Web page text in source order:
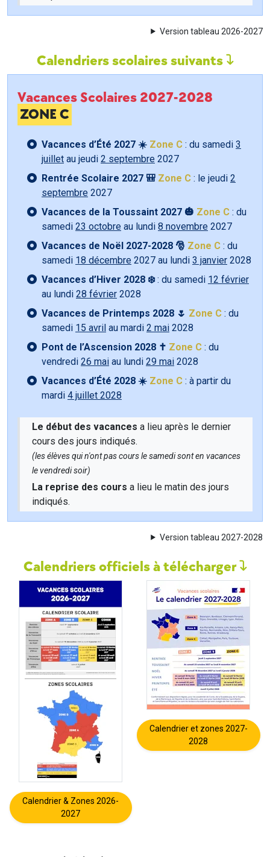
Version tableau 2026-2027
Calendriers scolaires suivants
Vacances Scolaires 2027-2028
ZONE C
Vacances d’Été 2027 ☀️ Zone C : du samedi 3
juillet au jeudi 2 septembre 2027
Rentrée Scolaire 2027 🎒 Zone C : le jeudi 2
septembre 2027
Vacances de la Toussaint 2027 🎃 Zone C : du
samedi 23 octobre au lundi 8 novembre 2027
Vacances de Noël 2027-2028 🎅 Zone C : du
samedi 18 décembre 2027 au lundi 3 janvier 2028
Vacances d’Hiver 2028 ❄️: du samedi 12 février
au lundi 28 février 2028
Vacances de Printemps 2028 🌷 Zone C : du
samedi 15 avril au mardi 2 mai 2028
Pont de l’Ascension 2028 ✝️ Zone C : du
vendredi 26 mai au lundi 29 mai 2028
Vacances d’Été 2028 ☀️ Zone C : à partir du
mardi 4 juillet 2028
Le début des vacances a lieu après le dernier
cours des jours indiqués.
(les élèves qui n'ont pas cours le samedi sont en vacances
le vendredi soir)
La reprise des cours a lieu le matin des jours
indiqués.
Version tableau 2027-2028
Calendriers officiels à télécharger
Calendrier & Zones 2026-
2027
Calendrier et zones 2027-
2028